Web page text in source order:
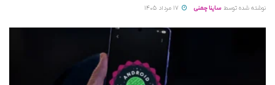
نوشته شده توسط ساینا چمنی